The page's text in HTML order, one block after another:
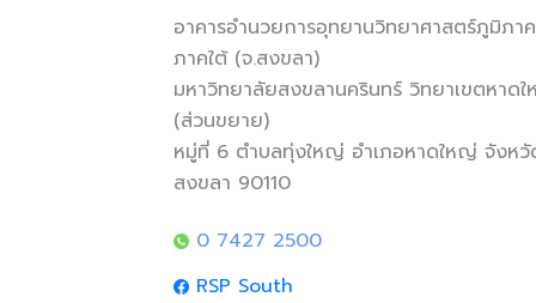
อาคารอำนวยการอุทยานวิทยาศาสตร์ภูมิภาค
ภาคใต้ (จ.สงขลา)
มหาวิทยาลัยสงขลานครินทร์ วิทยาเขตหาด
(ส่วนขยาย)
หมู่ที่ 6 ตำบลทุ่งใหญ่ อำเภอหาดใหญ่ จังห
สงขลา 90110
0 7427 2500
RSP South